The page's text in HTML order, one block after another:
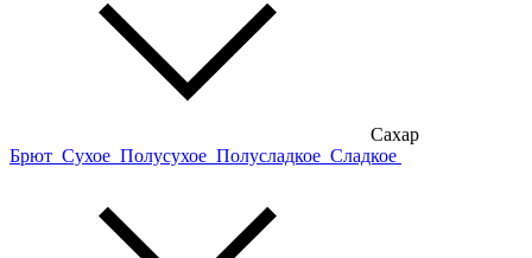
Сахар
Брют Сухое Полусухое Полусладкое Сладкое